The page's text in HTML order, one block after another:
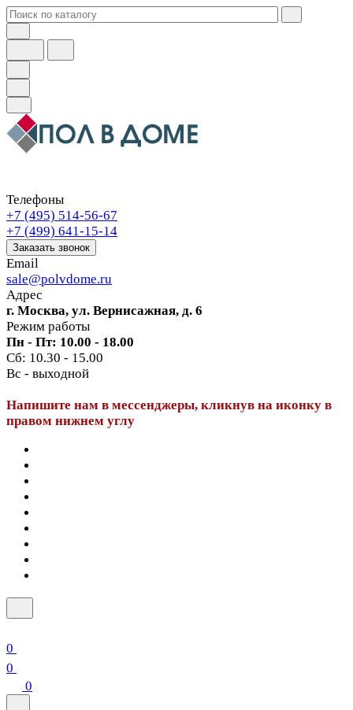
Телефоны
+7 (495) 514-56-67
+7 (499) 641-15-14
Заказать звонок
Email
sale@polvdome.ru
Адрес
г. Москва, ул. Вернисажная, д. 6
Режим работы
Пн - Пт: 10.00 - 18.00
Сб: 10.30 - 15.00
Вс - выходной
Напишите нам в мессенджеры, кликнув на иконку в
правом нижнем углу
0
0
0